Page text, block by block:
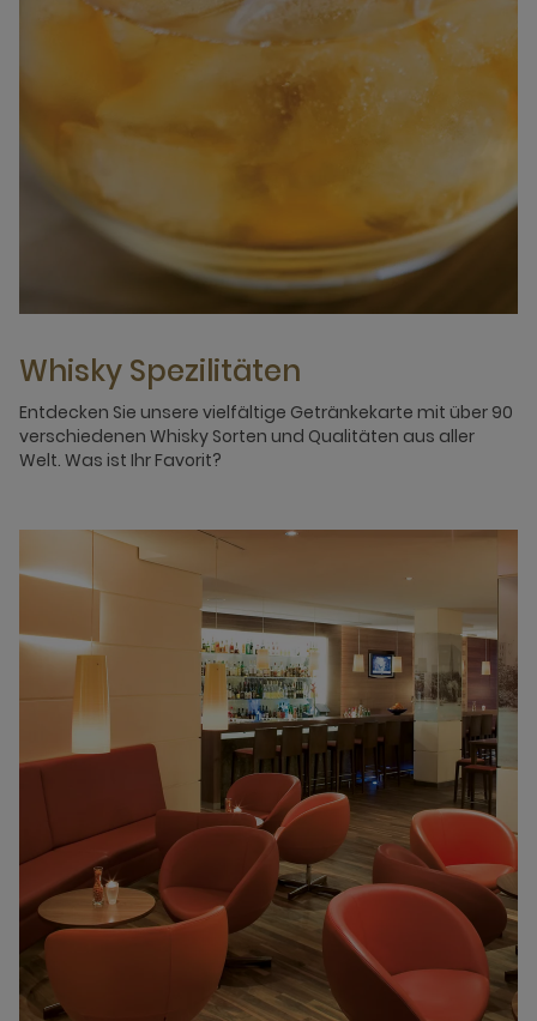
Whisky Spezilitäten
Entdecken Sie unsere vielfältige Getränkekarte mit über 90
verschiedenen Whisky Sorten und Qualitäten aus aller
Welt. Was ist Ihr Favorit?